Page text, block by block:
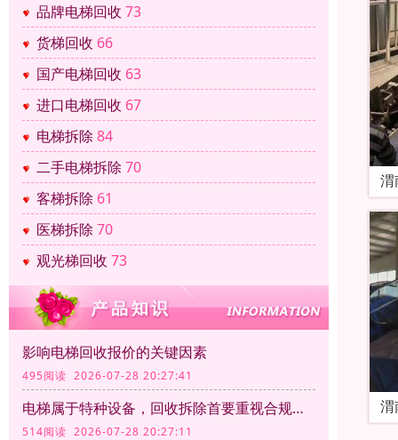
品牌电梯回收 73
货梯回收 66
国产电梯回收 63
进口电梯回收 67
电梯拆除 84
二手电梯拆除 70
客梯拆除 61
医梯拆除 70
观光梯回收 73
影响电梯回收报价的关键因素
495阅读 2026-07-28 20:27:41
电梯属于特种设备，回收拆除首要重视合规资质
514阅读 2026-07-28 20:27:11
渭
渭